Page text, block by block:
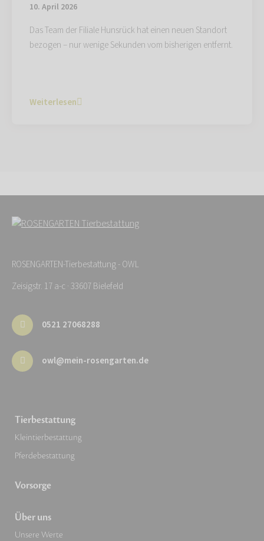
10. April 2026
Das Team der Filiale Hunsrück hat einen neuen Standort
bezogen – nur wenige Sekunden vom bisherigen entfernt.
Weiterlesen
ROSENGARTEN-Tierbestattung - OWL
Zeisigstr. 17 a-c · 33607 Bielefeld
0521 27068288
owl@mein-rosengarten.de
Tierbestattung
Kleintierbestattung
Pferdebestattung
Vorsorge
Über uns
Unsere Werte